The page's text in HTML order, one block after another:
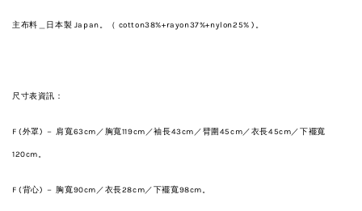
主布料＿日本製 Japan。（ cotton38%+rayon37%+nylon25% )。
尺寸表資訊：
F (外罩) － 肩寬63cm／ 胸寬119cm／袖長43cm ／臂圍45cm／衣長45cm／下襬寬
120cm。
F (背心) － 胸寬90cm／衣長28cm／下襬寬98cm。